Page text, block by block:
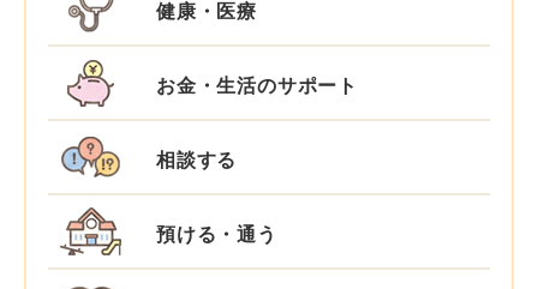
健康・医療
お金・生活のサポート
相談する
預ける・通う